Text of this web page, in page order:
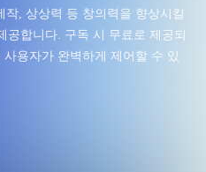
작, 상상력 등 창의력을 향상시킬
공합니다. 구독 시 무료로 제공되
용자가 완벽하게 제어할 수 있